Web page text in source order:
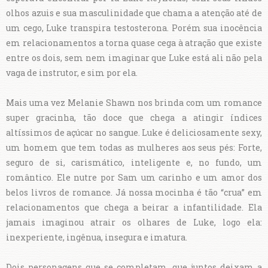
olhos azuis e sua masculinidade que chama a atenção até de
um cego, Luke transpira testosterona. Porém sua inocência
em relacionamentos a torna quase cega à atração que existe
entre os dois, sem nem imaginar que Luke está ali não pela
vaga de instrutor, e sim por ela.
Mais uma vez Melanie Shawn nos brinda com um romance
super gracinha, tão doce que chega a atingir índices
altíssimos de açúcar no sangue. Luke é deliciosamente sexy,
um homem que tem todas as mulheres aos seus pés: Forte,
seguro de si, carismático, inteligente e, no fundo, um
romântico. Ele nutre por Sam um carinho e um amor dos
belos livros de romance. Já nossa mocinha é tão “crua” em
relacionamentos que chega a beirar a infantilidade. Ela
jamais imaginou atrair os olhares de Luke, logo ela:
inexperiente, ingênua, insegura e imatura.